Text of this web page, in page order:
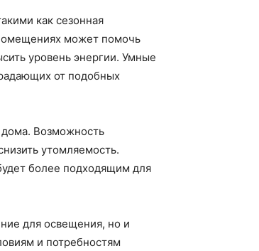
как сезонная
может помочь
уровень энергии. Умные
от подобных
Возможность
утомляемость.
более подходящим для
для освещения, но и
и потребностям